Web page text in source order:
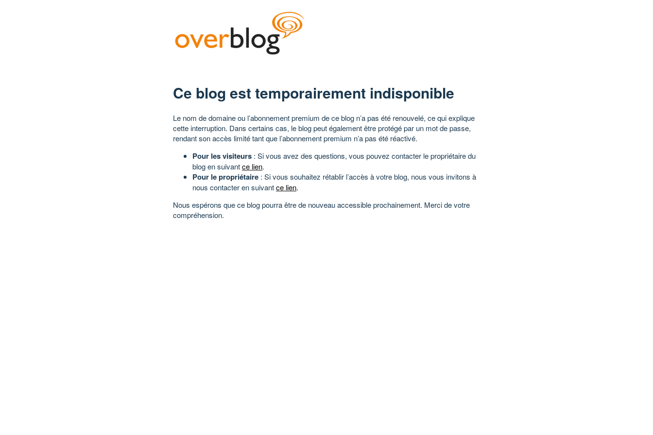
Ce blog est temporairement indisponible
Le nom de domaine ou l’abonnement premium de ce blog n’a pas été renouvelé, ce qui explique
cette interruption. Dans certains cas, le blog peut également être protégé par un mot de passe,
rendant son accès limité tant que l’abonnement premium n’a pas été réactivé.
Pour les visiteurs : Si vous avez des questions, vous pouvez contacter le propriétaire du
blog en suivantce lien.
Pour le propriétaire : Si vous souhaitez rétablir l’accès à votre blog, nous vous invitons à
nous contacter en suivantce lien.
Nous espérons que ce blog pourra être de nouveau accessible prochainement. Merci de votre
compréhension.